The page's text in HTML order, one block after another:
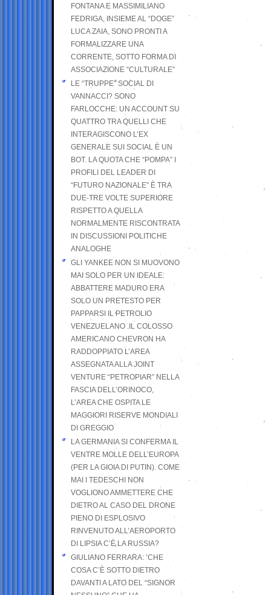
FONTANA E MASSIMILIANO
FEDRIGA, INSIEME AL “DOGE”
LUCA ZAIA, SONO PRONTI A
FORMALIZZARE UNA
CORRENTE, SOTTO FORMA DI
ASSOCIAZIONE “CULTURALE”
LE “TRUPPE” SOCIAL DI
VANNACCI? SONO
FARLOCCHE: UN ACCOUNT SU
QUATTRO TRA QUELLI CHE
INTERAGISCONO L’EX
GENERALE SUI SOCIAL È UN
BOT. LA QUOTA CHE “POMPA” I
PROFILI DEL LEADER DI
“FUTURO NAZIONALE” È TRA
DUE-TRE VOLTE SUPERIORE
RISPETTO A QUELLA
NORMALMENTE RISCONTRATA
IN DISCUSSIONI POLITICHE
ANALOGHE
GLI YANKEE NON SI MUOVONO
MAI SOLO PER UN IDEALE:
ABBATTERE MADURO ERA
SOLO UN PRETESTO PER
PAPPARSI IL PETROLIO
VENEZUELANO .IL COLOSSO
AMERICANO CHEVRON HA
RADDOPPIATO L’AREA
ASSEGNATA ALLA JOINT
VENTURE “PETROPIAR” NELLA
FASCIA DELL’ORINOCO,
L’AREA CHE OSPITA LE
MAGGIORI RISERVE MONDIALI
DI GREGGIO
LA GERMANIA SI CONFERMA IL
VENTRE MOLLE DELL’EUROPA
(PER LA GIOIA DI PUTIN). COME
MAI I TEDESCHI NON
VOGLIONO AMMETTERE CHE
DIETRO AL CASO DEL DRONE
PIENO DI ESPLOSIVO
RINVENUTO ALL’AEROPORTO
DI LIPSIA C’È LA RUSSIA?
GIULIANO FERRARA: ’CHE
COSA C’È SOTTO DIETRO
DAVANTI A LATO DEL “SIGNOR